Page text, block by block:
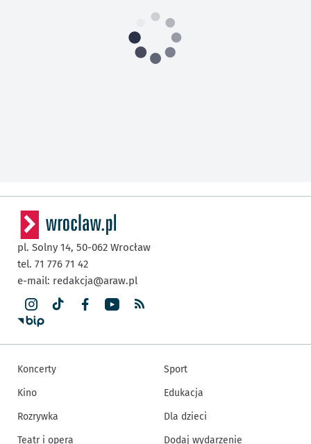
pl. Solny 14, 50-062 Wrocław
tel. 71 776 71 42
e-mail: redakcja@araw.pl
Koncerty
Kino
Rozrywka
Teatr i opera
Sport
Edukacja
Dla dzieci
Dodaj wydarzenie